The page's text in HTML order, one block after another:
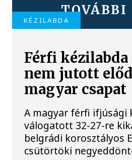
TOVÁBBI
KÉZILABDA
Férfi
nem jutott
magyar csapat
A magyar férfi ifjúsági
válogatott 32-27-re
belgrádi korosztályos
csütörtöki